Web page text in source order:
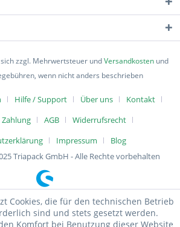
zzgl. Mehrwertsteuer undVersandkostenund
wenn nicht anders beschrieben
Hilfe / Support Über uns
Kontakt
AGB
Widerrufsrecht
Impressum
Blog
Triapack GmbH - Alle Rechte vorbehalten
Cookies, die für den technischen Betrieb
sind und stets gesetzt werden.
Komfort bei Benutzung dieser Website